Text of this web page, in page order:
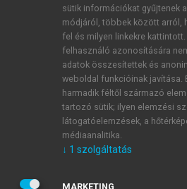
ÚJ FIÓK
1 óra díjmentes hozzáférés
E-MAIL-CÍM
JELSZÓ
sütik információkat gyűjtenek
módjáról, többek között arról,
fel és milyen linkekre
felhasználó azonosítására
adatok összesítettek és
weboldal funkcióinak javítása.
harmadik féltől származó
tartozó sütik; ilyen elemzési
látogatóelemzések, a
médiaanalitika.
↓ 1 szolgáltatás
MARKETING